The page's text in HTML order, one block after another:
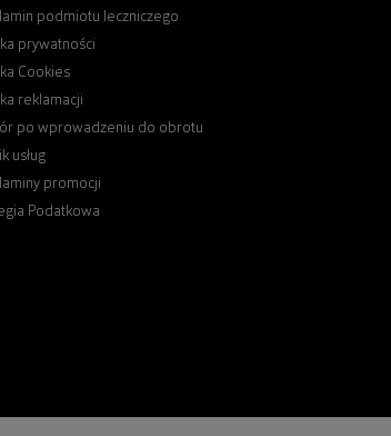
podmiotu leczniczego
prywatności
Cookies
reklamacji
po wprowadzeniu do obrotu
usług
promocji
Podatkowa